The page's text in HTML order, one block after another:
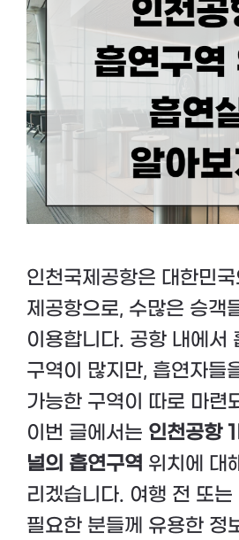
인천국제공항은 대한민
제공항으로, 수많은 승객
이용합니다. 공항 내에서
구역이 많지만, 흡연자들
가능한 구역이 따로 마련
이번 글에서는 인천공항
널의 흡연구역 위치에 대
리겠습니다. 여행 전 또는
필요한 분들께 유용한 정